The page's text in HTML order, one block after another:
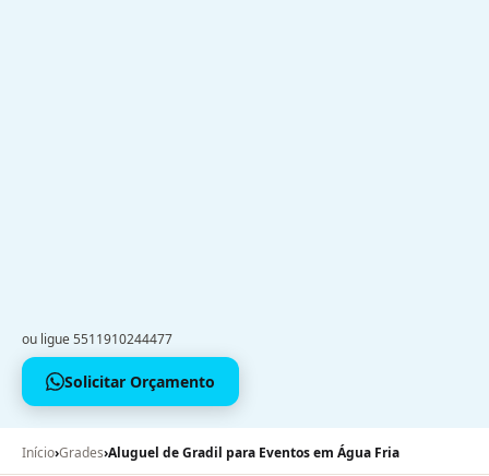
ou ligue 5511910244477
Solicitar Orçamento
Início›Grades›Aluguel de Gradil para Eventos em Água Fria